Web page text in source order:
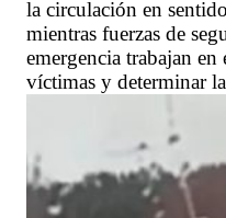
la circulación en
mientras fuerzas de
emergencia trabajan en
víctimas y determinar